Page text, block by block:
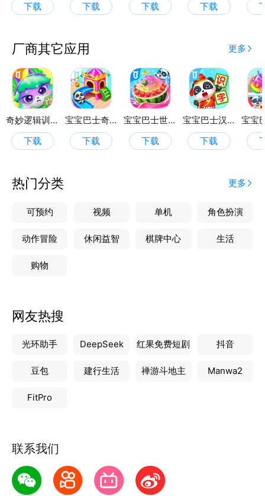
下载 下载 下载 下载
厂商其它应用 更多
奇妙逻辑训练
下载
宝宝巴士奇妙屋
下载
宝宝巴士世界
下载
宝宝巴士汉字
下载
热门分类 更多
可预约 视频 单机 角色扮演
动作冒险 休闲益智 棋牌中心 生活
购物
网友热搜
光环助手 DeepSeek 红果免费短剧 抖音
豆包 建行生活 禅游斗地主 Manwa2
FitPro
联系我们